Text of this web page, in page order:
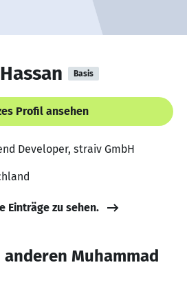
Basis
Profil ansehen
Developer, straiv GmbH
Einträge zu sehen.
Muhammad